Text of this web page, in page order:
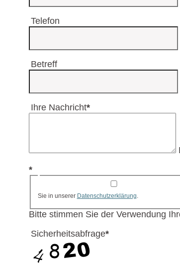
Telefon
Betreff
Ihre Nachricht*
*
Sie in unserer Datenschutzerklärung.
Bitte stimmen Sie der Verwendung
Sicherheitsabfrage*